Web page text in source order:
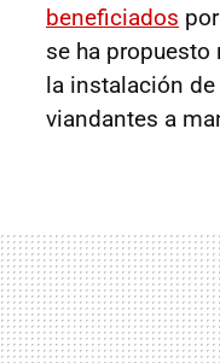
beneficiados
se ha
la instalación de
viandantes a